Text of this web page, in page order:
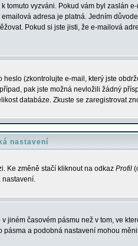
tomuto vyzváni. Pokud vám byl zaslán
adresa je platná. Jedním
Pokud si jste jisti, že e-mailová
(zkontrolujte e-mail, který jste
pak jste možná nevložili žádný
databáze. Zkuste se zaregistrovat
nastavení
Ke změně stačí kliknout na odkaz Profil
nastavení.
jiném časovém pásmu než v tom, ve
a podobná nastavení mohou